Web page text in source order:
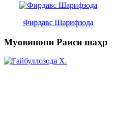
Фирдавс Шарифзода
Муовинони Раиси шаҳр